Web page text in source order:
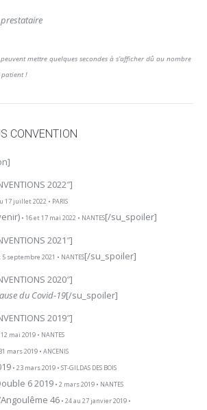
mettre quelques secondes à s’afficher dû au nombre
patient !
CONVENTION
2022″]
17 juillet 2022 • PARIS
• 16 et 17 mai 2022 • NANTES[/su_spoiler]
2021″]
5 septembre 2021 • NANTES[/su_spoiler]
2020″]
du Covid-19[/su_spoiler]
2019″]
mai 2019 • NANTES
mars 2019 • ANCENIS
• 23 mars 2019 • ST-GILDAS DES BOIS
6 2019 • 2 mars 2019 • NANTES
46 • 24 au 27 janvier 2019 •